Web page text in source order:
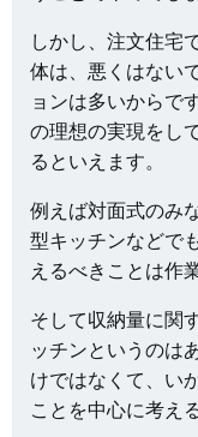
しかし、注文住宅
体は、悪くはない
ョンは多いからで
の理想の実現をし
るといえます。
例えば対面式のみ
型キッチンなどで
えるべきことは作
そして収納量に関
ッチンというのは
けではなくて、い
ことを中心に考え